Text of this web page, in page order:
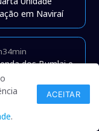
em Naviraí
dos Bumlai e
.
ACEITAR